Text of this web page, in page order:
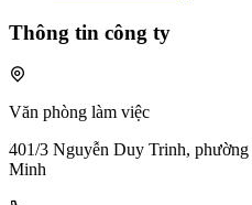
Thông tin công ty
Văn phòng làm việc
401/3 Nguyễn Duy Trinh,
Minh